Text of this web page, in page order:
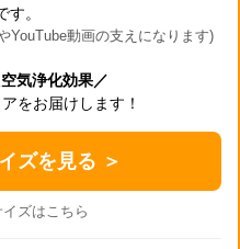
す。
YouTube動画の支えになります)
気浄化効果／
をお届けします！
ズを見る ＞
ズはこちら